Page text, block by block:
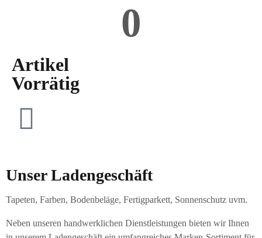
0
Artikel
Vorrätig
Unser Ladengeschäft
Tapeten, Farben, Bodenbeläge, Fertigparkett, Sonnenschutz uvm.
Neben unseren handwerklichen Dienstleistungen bieten wir Ihnen